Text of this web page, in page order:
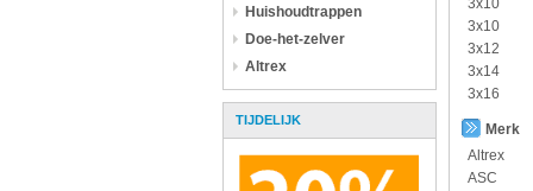
Huishoudtrappen
Doe-het-zelver
Altrex
TIJDELIJK
3x10
3x10
3x12
3x14
3x16
Merk
Altrex
ASC